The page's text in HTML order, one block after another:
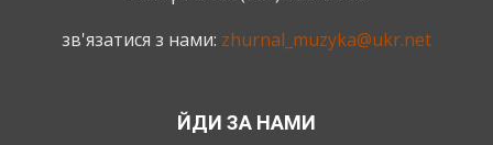
зв'язатися з нами: zhurnal_muzyka@ukr.net
ЙДИ ЗА НАМИ